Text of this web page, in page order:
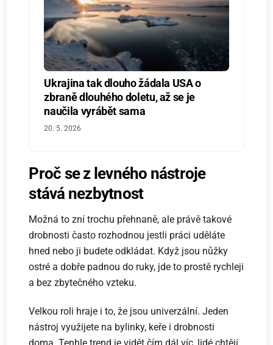
Ukrajina tak dlouho žádala USA o
zbraně dlouhého doletu, až se je
naučila vyrábět sama
20. 5. 2026
Proč se z levného nástroje
stává nezbytnost
Možná to zní trochu přehnaně, ale právě takové
drobnosti často rozhodnou jestli práci uděláte
hned nebo ji budete odkládat. Když jsou nůžky
ostré a dobře padnou do ruky, jde to prostě rychleji
a bez zbytečného vzteku.
Velkou roli hraje i to, že jsou univerzální. Jeden
nástroj využijete na bylinky, keře i drobnosti